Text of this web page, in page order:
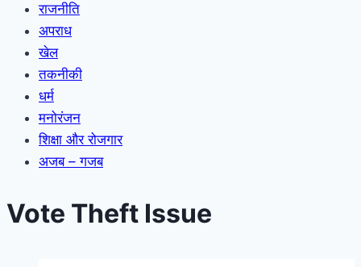
राजनीति
अपराध
खेल
तकनीकी
धर्म
मनोरंजन
शिक्षा और रोजगार
अजब – गजब
Vote Theft Issue